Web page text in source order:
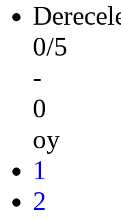
0/5
-
0
oy
1
2